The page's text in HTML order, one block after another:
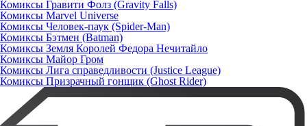
Комиксы Гравити Фолз (Gravity Falls)
Комиксы Marvel Universe
Комиксы Человек-паук (Spider-Man)
Комиксы Бэтмен (Batman)
Комиксы Земля Королей Федора Нечитайло
Комиксы Майор Гром
Комиксы Лига справедливости (Justice League)
Комиксы Призрачный гонщик (Ghost Rider)